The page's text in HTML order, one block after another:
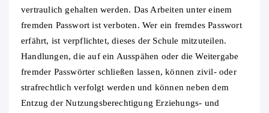
vertraulich gehalten werden. Das Arbeiten unter einem
fremden Passwort ist verboten. Wer ein fremdes Passwort
erfährt, ist verpflichtet, dieses der Schule mitzuteilen.
Handlungen, die auf ein Ausspähen oder die Weitergabe
fremder Passwörter schließen lassen, können zivil‐ oder
strafrechtlich verfolgt werden und können neben dem
Entzug der Nutzungsberechtigung Erziehungs- und